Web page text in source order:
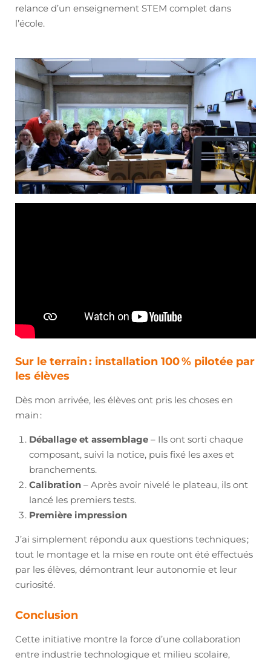
relance d’un enseignement STEM complet dans
l’école.
Sur le terrain : installation 100 % pilotée par
les élèves
Dès mon arrivée, les élèves ont pris les choses en
main :
Déballage et assemblage– Ils ont sorti chaque
composant, suivi la notice, puis fixé les axes et
branchements.
Calibration– Après avoir nivelé le plateau, ils ont
lancé les premiers tests.
Première impression
J’ai simplement répondu aux questions techniques ;
tout le montage et la mise en route ont été effectués
par les élèves, démontrant leur autonomie et leur
curiosité.
Conclusion
Cette initiative montre la force d’une collaboration
entre industrie technologique et milieu scolaire,